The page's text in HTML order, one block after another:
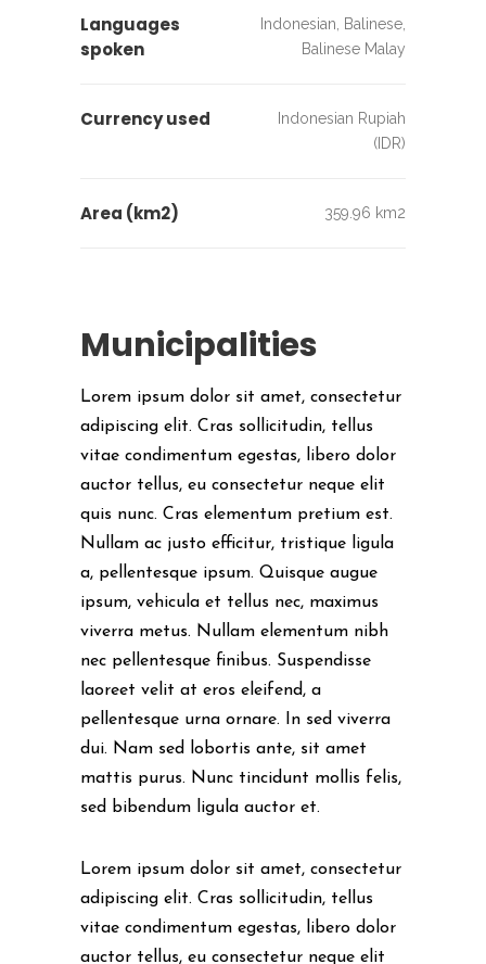
Languages
spoken
Indonesian, Balinese,
Balinese Malay
Currency used
Indonesian Rupiah
(IDR)
Area (km2) 359.96 km2
Municipalities
Lorem ipsum dolor sit amet, consectetur
adipiscing elit. Cras sollicitudin, tellus
vitae condimentum egestas, libero dolor
auctor tellus, eu consectetur neque elit
quis nunc. Cras elementum pretium est.
Nullam ac justo efficitur, tristique ligula
a, pellentesque ipsum. Quisque augue
ipsum, vehicula et tellus nec, maximus
viverra metus. Nullam elementum nibh
nec pellentesque finibus. Suspendisse
laoreet velit at eros eleifend, a
pellentesque urna ornare. In sed viverra
dui. Nam sed lobortis ante, sit amet
mattis purus. Nunc tincidunt mollis felis,
sed bibendum ligula auctor et.
Lorem ipsum dolor sit amet, consectetur
adipiscing elit. Cras sollicitudin, tellus
vitae condimentum egestas, libero dolor
auctor tellus, eu consectetur neque elit